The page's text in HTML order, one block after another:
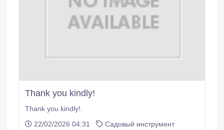
Thank you kindly!
Thank you kindly!.
22/02/2026 04:31
Садовый инструмент